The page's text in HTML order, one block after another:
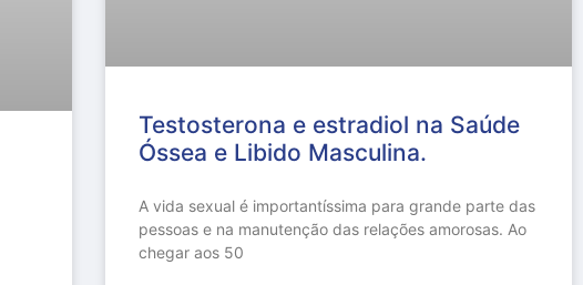
Testosterona e estradiol na Saúde
Óssea e Libido Masculina.
A vida sexual é importantíssima para grande parte das
pessoas e na manutenção das relações amorosas. Ao
chegar aos 50